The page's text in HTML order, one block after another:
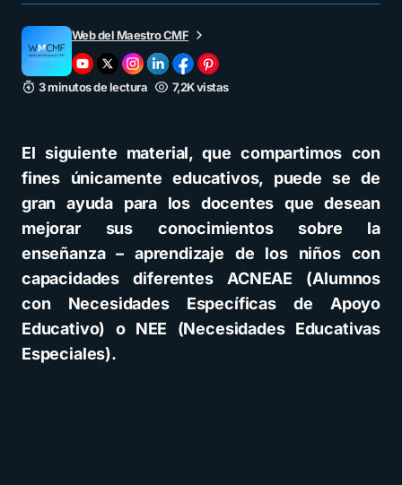
Web del Maestro CMF
3 minutos de lectura 7,2K vistas
El siguiente material, que compartimos con
fines únicamente educativos, puede se de
gran ayuda para los docentes que desean
mejorar sus conocimientos sobre la
enseñanza – aprendizaje de los niños con
capacidades diferentes ACNEAE (Alumnos
con Necesidades Específicas de Apoyo
Educativo) o NEE (Necesidades Educativas
Especiales).